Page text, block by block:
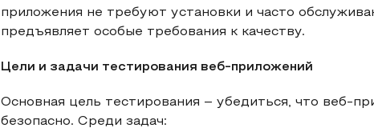
приложения не требуют установки и часто
предъявляет особые требования к качеству.
Цели и задачи тестирования веб-приложений
Основная цель тестирования – убедиться, что веб-
безопасно. Среди задач: